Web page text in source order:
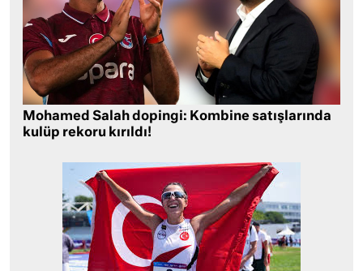
Mohamed Salah dopingi: Kombine satışlarında
kulüp rekoru kırıldı!